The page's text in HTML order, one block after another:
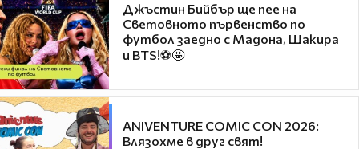
Джъстин Бийбър ще пее на
Световното първенство по
футбол заедно с Мадона, Шакира
и BTS!⚽🤩
ANIVENTURE COMIC CON 2026:
Влязохме в друг свят!